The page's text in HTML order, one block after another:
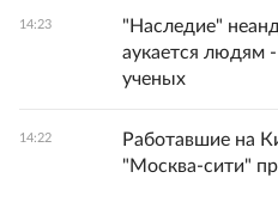
14:23
"Наследие"
аукается людям
ученых
14:22
Работавшие на
"Москва-сити"